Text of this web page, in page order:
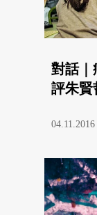
對話
評朱賢
04.11.2016